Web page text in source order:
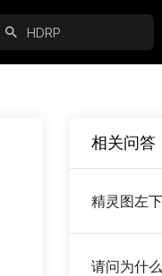
相关问答
精灵图左
请问为什